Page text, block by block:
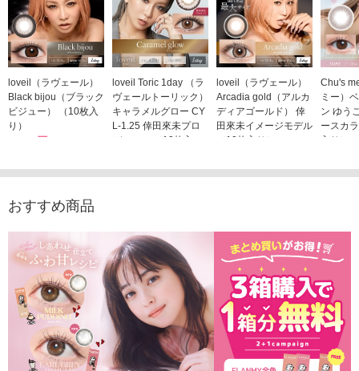
loveil（ラヴェール）
Black bijou（ブラック
ビジュー） （10枚入
り）
1,760円
loveil Toric 1day （ラ
ヴェールトーリック）
キャラメルグロー CY
L-1.25 倖田來未プロ
デュース （10枚入
1,760円(税込)
loveil（ラヴェール）
Arcadia gold（アルカ
ディアゴールド） 倖
田來未イメージモデル
（10枚入り）
Chu's
ミー）
ン ゆう
ースカ
入り）
おすすめ商品